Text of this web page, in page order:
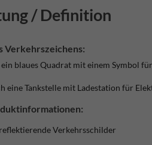
/ Definition
Verkehrszeichens:
blaues Quadrat mit einem Symbol
eine Tankstelle mit Ladestation für
reflektierende Verkehrsschilder